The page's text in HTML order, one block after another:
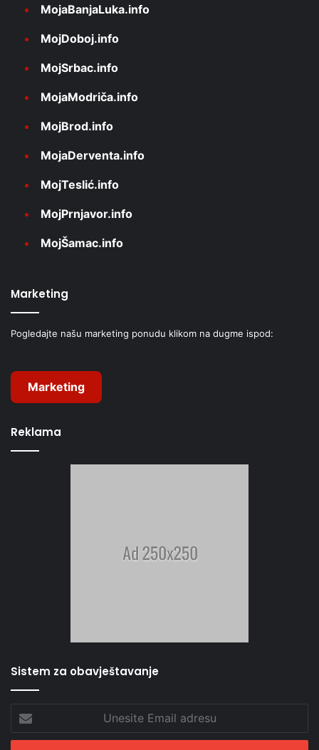
MojaBanjaLuka.info
MojDoboj.info
MojSrbac.info
MojaModriča.info
MojBrod.info
MojaDerventa.info
MojTeslić.info
MojPrnjavor.info
MojŠamac.info
Marketing
Pogledajte našu marketing ponudu klikom na dugme ispod:
Marketing
Reklama
Sistem za obavještavanje
Email
adresu